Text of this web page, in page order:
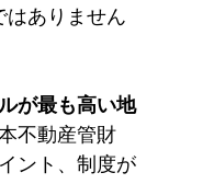
はありません
が最も高い地
不動産管財
ント、制度が